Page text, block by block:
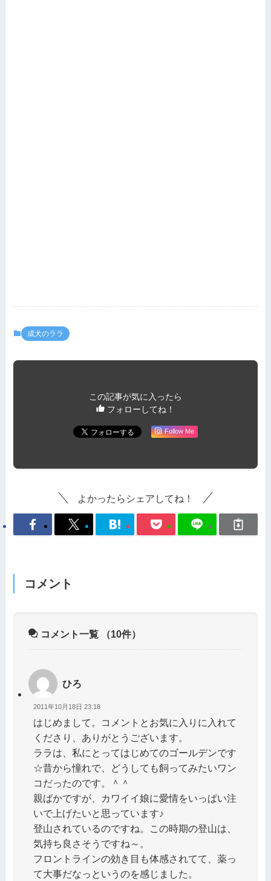
成犬のララ
この記事が気に入ったら
フォローしてね！
Follow Me
よかったらシェアしてね！
コメント
コメント一覧 （10件）
ひろ
2011年10月18日 23:18
はじめまして。コメントとお気に入りに入れて
くださり、ありがとうございます。
ララは、私にとってはじめてのゴールデンです
☆昔から憧れで、どうしても飼ってみたいワン
コだったのです。＾＾
親ばかですが、カワイイ娘に愛情をいっぱい注
いで上げたいと思っています♪
登山されているのですね。この時期の登山は、
気持ち良さそうですね～。
フロントラインの効き目も体感されてて、薬っ
て大事だなっというのを感じました。